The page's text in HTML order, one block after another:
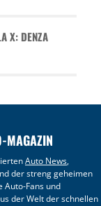
X: DENZA
MAGAZIN
Auto News,
der streng geheimen
Auto-Fans und
der Welt der schnellen